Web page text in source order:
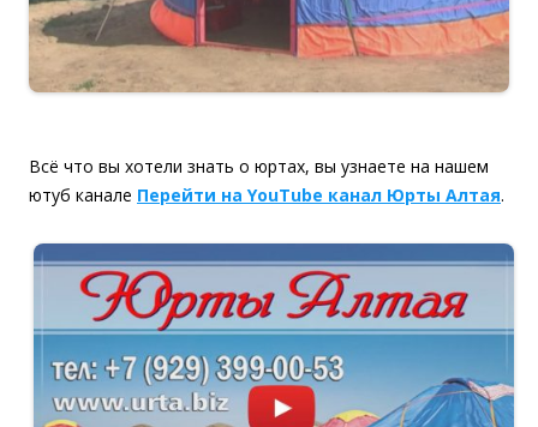
Всё что вы хотели знать о юртах, вы узнаете на нашем
ютуб канале Перейти на YouTube канал Юрты Алтая.